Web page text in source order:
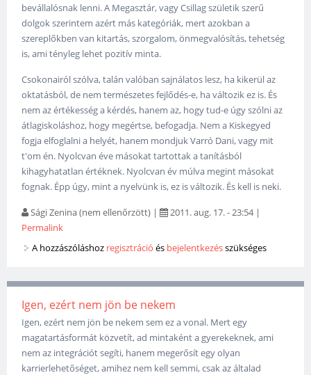
bevállalósnak lenni. A Megasztár, vagy Csillag születik szerű
dolgok szerintem azért más kategóriák, mert azokban a
szereplőkben van kitartás, szorgalom, önmegvalósítás, tehetség
is, ami tényleg lehet pozitív minta.
Csokonairól szólva, talán valóban sajnálatos lesz, ha kikerül az
oktatásból, de nem természetes fejlődés-e, ha változik ez is. És
nem az értékesség a kérdés, hanem az, hogy tud-e úgy szólni az
átlagiskoláshoz, hogy megértse, befogadja. Nem a Kiskegyed
fogja elfoglalni a helyét, hanem mondjuk Varró Dani, vagy mit
t'om én. Nyolcvan éve másokat tartottak a tanításból
kihagyhatatlan értéknek. Nyolcvan év múlva megint másokat
fognak. Épp úgy, mint a nyelvünk is, ez is változik. És kell is neki.
Sági Zenina (nem ellenőrzött) | 2011. aug. 17. - 23:54|
Permalink
A hozzászóláshoz regisztráció és bejelentkezésszükséges
Igen, ezért nem jön be nekem
Igen, ezért nem jön be nekem sem ez a vonal. Mert egy
magatartásformát közvetít, ad mintaként a gyerekeknek, ami
nem az integrációt segíti, hanem megerősít egy olyan
karrierlehetőséget, amihez nem kell semmi, csak az általad